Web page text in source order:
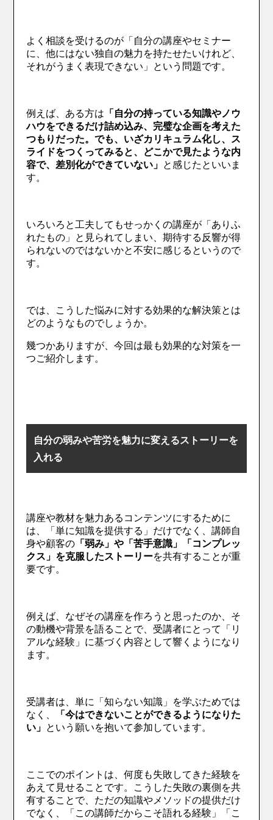
よく相談を受けるのが「自分の講座やセミナー
に、他にはない独自の魅力を持たせたいけれど、
それがうまく表現できない」という問題です。
例えば、ある方は 「自分の持っている知識やノウ
ハウをできるだけ詰め込み、完璧な企画を考えた
つもりだった。でも、いざカリキュラム化し、ス
ライドをつくってみると、どこかで見たような内
容で、差別化ができていない」 と感じたといいま
す。
いろいろと工夫してもせっかくの講座が「ありふ
れたもの」と見られてしまい、期待する反響が得
られないのではないかと不安に感じるというので
す。
では、こうした悩みに対する効果的な解決策とは
どのようなものでしょうか。
幾つかありますが、今回は最も効果的な対策を一
つご紹介します。
自分の弱みや苦労を魅力に変えるストーリーを
入れる
講座や教材を魅力あるコンテンツにするために
は、「単に知識を提供する」だけでなく、講師自
身や顧客の 「弱み」や「苦手意識」「コンプレッ
クス」を克服したストーリーを共有することが重
要です。
例えば、なぜその講座を作ろうと思ったのか、そ
の動機や背景を語ることで、受講者にとって「リ
アルな経験」に基づく内容として響くようになり
ます。
受講者は、単に「知らない知識」を学ぶためでは
なく、
「今はできないことができるようになりた
い」 という願いを抱いて参加しています。
ここでのポイントは、何度も失敗してきた経験を
あえて見せることです。こうした失敗の裏側を共
有することで、ただの知識やメソッドの提供だけ
でなく、「この講師だからこそ語れる経験」「こ